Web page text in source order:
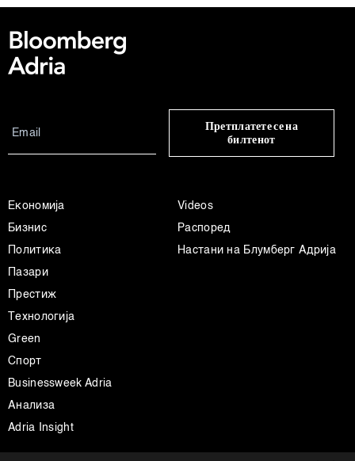
Претплатете се на
билтенот
Економија
Бизнис
Политика
Пазари
Престиж
Технологија
Green
Спорт
Businessweek Adria
Анализа
Adria Insight
Videos
Распоред
Настани на Блумберг Адрија